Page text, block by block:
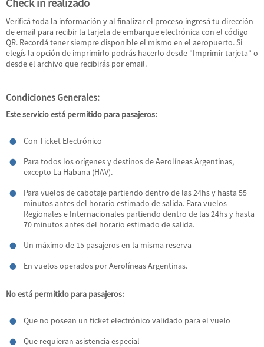
Check in realizado
Verificá toda la información y al finalizar el proceso ingresá tu dirección
de email para recibir la tarjeta de embarque electrónica con el código
QR. Recordá tener siempre disponible el mismo en el aeropuerto. Si
elegís la opción de imprimirlo podrás hacerlo desde "Imprimir tarjeta" o
desde el archivo que recibirás por email.
Condiciones Generales:
Este servicio está permitido para pasajeros:
Con Ticket Electrónico
Para todos los orígenes y destinos de Aerolíneas Argentinas,
excepto La Habana (HAV).
Para vuelos de cabotaje partiendo dentro de las 24hs y hasta 55
minutos antes del horario estimado de salida. Para vuelos
Regionales e Internacionales partiendo dentro de las 24hs y hasta
70 minutos antes del horario estimado de salida.
Un máximo de 15 pasajeros en la misma reserva
En vuelos operados por Aerolíneas Argentinas.
No está permitido para pasajeros:
Que no posean un ticket electrónico validado para el vuelo
Que requieran asistencia especial